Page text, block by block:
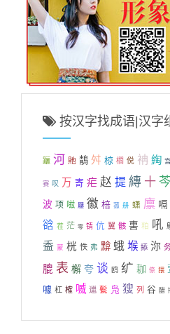
按汉字找成语|汉字
躧 河 貤 鶄 舛 椋 櫩 侻 袡 綯 宫
赛 叹 万 寄 疟 赵 提 縳 十
波 项 嗞 屦 徽 棓 菰 册 蟏 廪 嗝
谽 茬 茫 零 锖 伉 翼 骸 軎 粕 吼
盉 蒙 桄 怢 弗 黭 蛾 堠 掭 沵
膍 表 檞 夸 谈 鸥 纩 耞 倷 猥
噱 杠 榷 喴 邋 甏 凫 獀 列 谷 醋